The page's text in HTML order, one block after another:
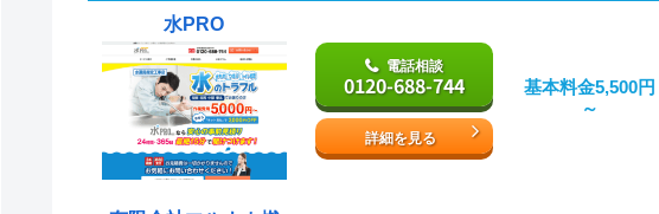
水PRO
電話相談
0120-688-744
詳細を見る
基本料金5,500円
～